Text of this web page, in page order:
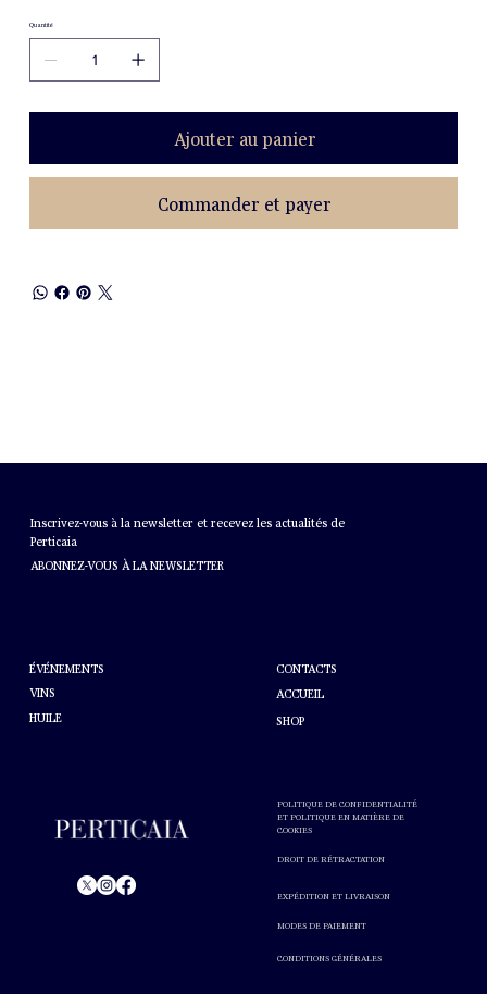
Quantité
Ajouter au panier
Commander et payer
Inscrivez-vous à la newsletter et recevez les actualités de
Perticaia
ABONNEZ-VOUS À LA NEWSLETTER
POLITIQUE DE CONFIDENTIALITÉ
ET POLITIQUE EN MATIÈRE DE
COOKIES
MODES DE PAIEMENT
CONDITIONS GÉNÉRALES
EXPÉDITION ET LIVRAISON
DROIT DE RÉTRACTATION
ÉVÉNEMENTS
VINS
HUILE
CONTACTS
ACCUEIL
SHOP